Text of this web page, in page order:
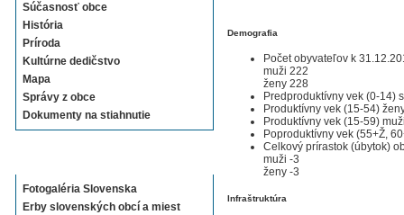
Súčasnosť obce
História
Príroda
Kultúrne dedičstvo
Mapa
Správy z obce
Dokumenty na stiahnutie
Fotogaléria Slovenska
Erby slovenských obcí a miest
Demografia
Počet obyvateľov k
muži 222
ženy 228
Predproduktívny vek (0-14)
Produktívny vek (15-54)
Produktívny vek (15-59)
Poproduktívny vek (55+Ž,
Celkový prírastok (úbytok)
muži -3
ženy -3
Infraštruktúra